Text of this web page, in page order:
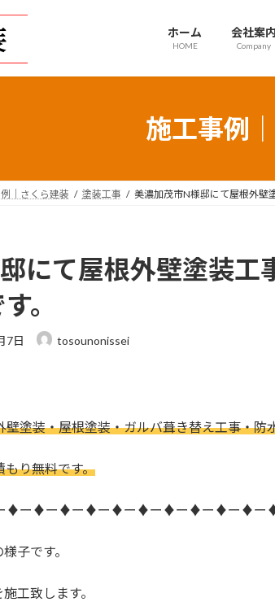
ホーム
HOME
会社案内
Company
施工事例
｜さくら建装 塗装工事 美濃加茂市N様邸にて屋根外壁
にて屋根外壁塗装工
。
7日 tosounonissei
塗装・屋根塗装・ガルバ葺き替え工事・防
もり無料です。
♦ー♦ー♦ー♦ー♦ー♦ー♦ー♦ー♦ー♦ー
子です。
工致します。